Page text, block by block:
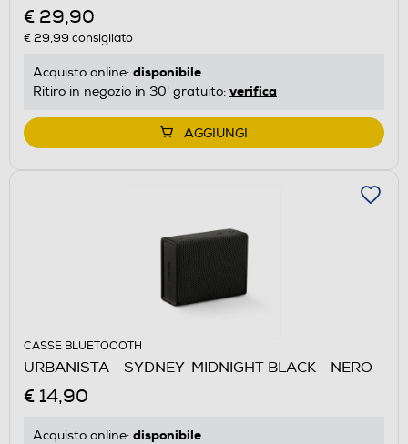
€ 29,90
€ 29,99 consigliato
Acquisto online: disponibile
Ritiro in negozio in 30' gratuito: verifica
AGGIUNGI
CASSE BLUETOOOTH
URBANISTA - SYDNEY-MIDNIGHT BLACK - NERO
€ 14,90
Acquisto online: disponibile